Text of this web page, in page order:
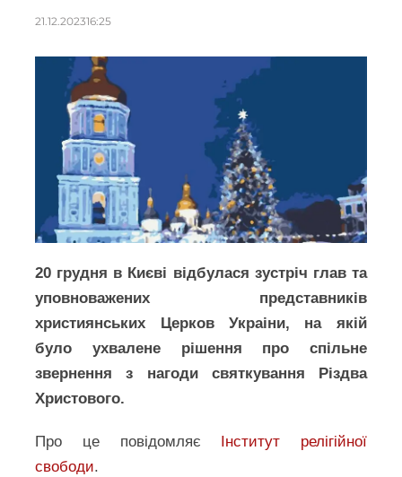
21.12.202316:25
20 грудня в Києві відбулася зустріч глав та
уповноважених представників
християнських Церков Украіни, на якій
було ухвалене рішення про спільне
звернення з нагоди святкування Різдва
Христового.
Про це повідомляє Інститут релігійної
свободи.